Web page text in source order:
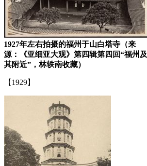
1927年左右拍摄的福州于山白塔寺（来
源：《亚细亚大观》第四辑第四回“福州及
其附近”，林轶南收藏）
【1929】